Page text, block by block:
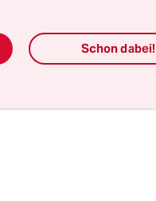
er vielleicht
seinem
Schon dabei!